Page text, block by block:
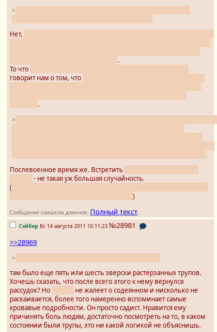
>
Нет,
.
То что
говорит нам о том, что
.
>
.
Послевоенное время же. Встретить
- не такая уж большая случайность.
(
)
Сообщение слишком длинное. Полный текст.
Сэйбер Вс 14 августа 2011 10:11:23 №28981
>>28969
>
там было еще пять или шесть зверски растерзанных трупов.
Хочешь сказать, что после всего этого к нему вернулся
рассудок? Но
не жалеет о содеянном и нисколько не
раскаивается, более того намеренно вспоминает самые
кровавые подробности. Он просто садист. Нравится ему
причинять боль людям, достаточно посмотреть на то, в каком
состоянии были трупы, это ни какой логикой не объяснишь.